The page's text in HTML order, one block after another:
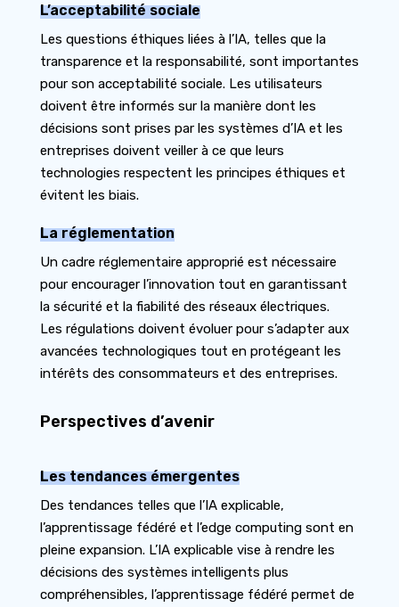
L’acceptabilité sociale
Les questions éthiques liées à l’IA, telles que la
transparence et la responsabilité, sont importantes
pour son acceptabilité sociale. Les utilisateurs
doivent être informés sur la manière dont les
décisions sont prises par les systèmes d’IAet les
entreprises doivent veiller à ce que leurs
technologies respectent les principes éthiques et
évitent les biais.
La réglementation
Un cadre réglementaire approprié est nécessaire
pour encourager l’innovation tout en garantissant
la sécurité et la fiabilité des réseaux électriques.
Les régulations doivent évoluer pour s’adapter aux
avancées technologiques tout en protégeant les
intérêts des consommateurs et des entreprises.
Perspectives d’avenir
Les tendances émergentes
Des tendances telles que l’IA explicable,
l’apprentissage fédéré et l’edge computing sont en
pleine expansion. L’IA explicable vise à rendre les
décisions des systèmes intelligents plus
compréhensibles, l’apprentissage fédéré permet de